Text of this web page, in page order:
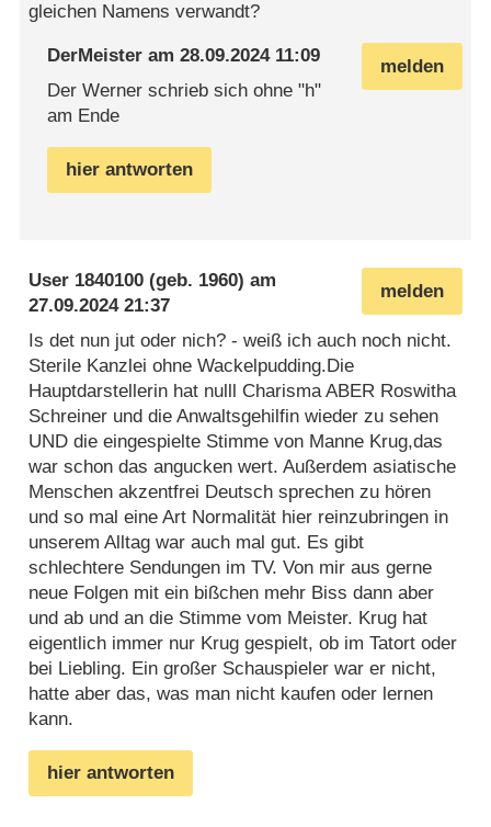
gleichen Namens verwandt?
melden
DerMeister am28.09.2024 11:09
Der Werner schrieb sich ohne "h"
am Ende
hier antworten
melden
User 1840100 (geb. 1960) am
27.09.2024 21:37
Is det nun jut oder nich? - weiß ich auch noch nicht.
Sterile Kanzlei ohne Wackelpudding.Die
Hauptdarstellerin hat nulll Charisma ABER Roswitha
Schreiner und die Anwaltsgehilfin wieder zu sehen
UND die eingespielte Stimme von Manne Krug,das
war schon das angucken wert. Außerdem asiatische
Menschen akzentfrei Deutsch sprechen zu hören
und so mal eine Art Normalität hier reinzubringen in
unserem Alltag war auch mal gut. Es gibt
schlechtere Sendungen im TV. Von mir aus gerne
neue Folgen mit ein bißchen mehr Biss dann aber
und ab und an die Stimme vom Meister. Krug hat
eigentlich immer nur Krug gespielt, ob im Tatort oder
bei Liebling. Ein großer Schauspieler war er nicht,
hatte aber das, was man nicht kaufen oder lernen
kann.
hier antworten